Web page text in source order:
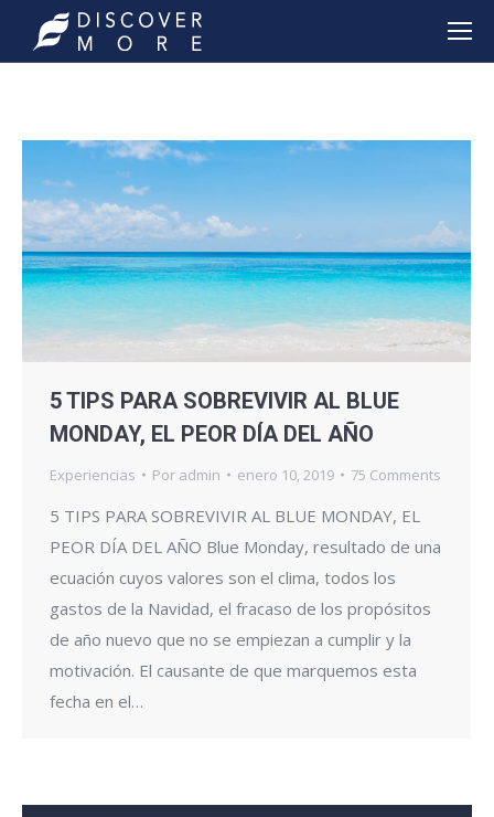
5 TIPS PARA SOBREVIVIR AL BLUE
MONDAY, EL PEOR DÍA DEL AÑO
Experiencias Por admin enero 10, 2019 75 Comments
5 TIPS PARA SOBREVIVIR AL BLUE MONDAY, EL
PEOR DÍA DEL AÑO Blue Monday, resultado de una
ecuación cuyos valores son el clima, todos los
gastos de la Navidad, el fracaso de los propósitos
de año nuevo que no se empiezan a cumplir y la
motivación. El causante de que marquemos esta
fecha en el…